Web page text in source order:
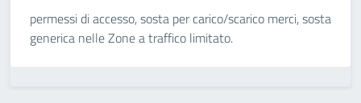
permessi di accesso, sosta per carico/scarico merci, sosta
generica nelle Zone a traffico limitato.